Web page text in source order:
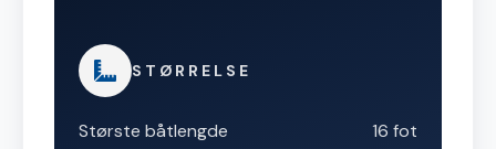
STØRRELSE
Største båtlengde
16 fot